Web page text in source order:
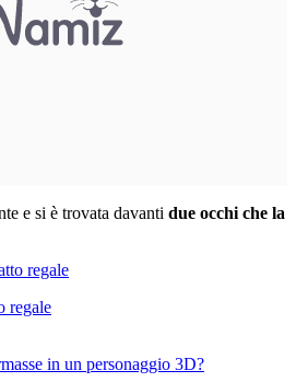
e si è trovata davanti due occhi che la
regale